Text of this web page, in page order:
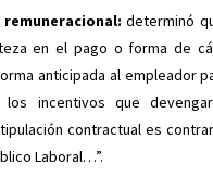
remuneracional:determinó
en el pago o forma de
anticipada al empleador
incentivos que
contractual es
Laboral…”.